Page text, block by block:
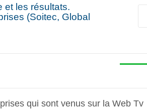
et les résultats.
(Soitec, Global
qui sont venus sur la Web Tv